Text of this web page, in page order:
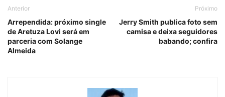
Anterior
Arrependida: próximo single
de Aretuza Lovi será em
parceria com Solange
Almeida
Próximo
Jerry Smith publica foto sem
camisa e deixa seguidores
babando; confira